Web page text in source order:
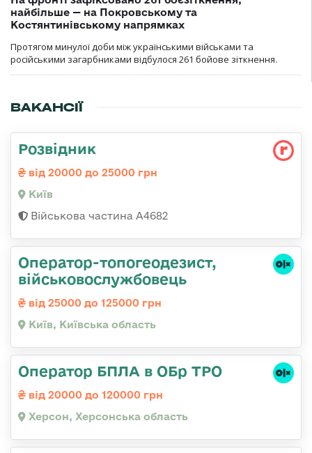
найбільше — на Покровському та
Костянтинівському напрямках
Протягом минулої доби між українськими військами та
російськими загарбниками відбулося 261 бойове зіткнення.
ВАКАНСІЇ
Розвідник
від 20000 до 25000 грн
Київ
Військова частина А4682
Оператор-топогеодезист,
військовослужбовець
від 25000 до 125000 грн
Київ, Київська область
Оператор БПЛА в ОБр ТРО
від 20000 до 120000 грн
Херсон, Херсонська область